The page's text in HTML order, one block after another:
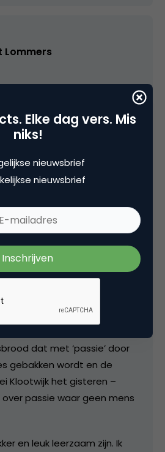
Lommers
weet wie er tussen nu en
@foodlog
om 19:36
passie. Ik gebruikte het
als aftiteling voor een
Tiscali ‘met passie’
dat met ‘passie’ door
gebakken wordt en de
Klootwijk het gisteren –
passie waar geen mens
en leuk leerzaam zijn. Ik
Elke dag vers. Mis
niks!
nieuwsbrief
nieuwsbrief